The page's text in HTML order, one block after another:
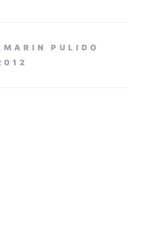
PULIDO